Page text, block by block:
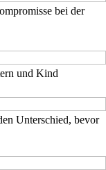
bei der
und Kind
Unterschied, bevor